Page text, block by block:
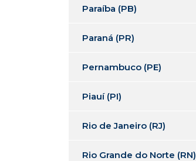
Paraíba (PB)
Paraná (PR)
Pernambuco (PE)
Piauí (PI)
Rio de Janeiro (RJ)
Rio Grande do Norte (RN)